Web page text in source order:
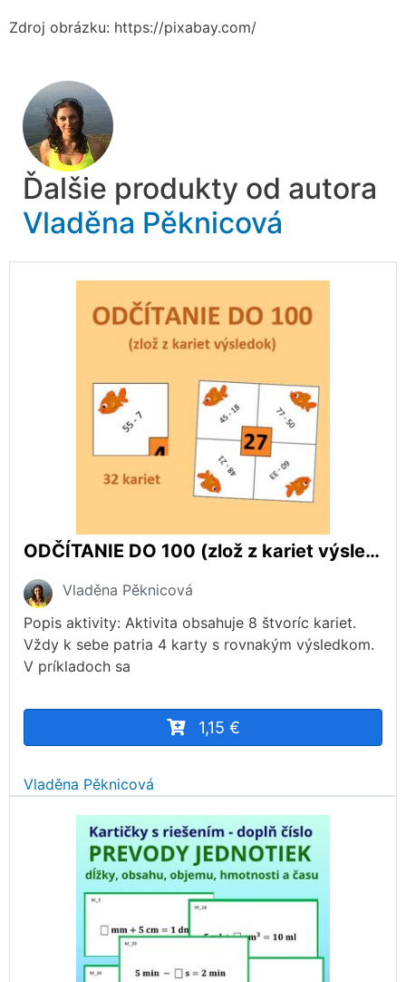
Zdroj obrázku: https://pixabay.com/
Ďalšie produkty od autora
Vladěna Pěknicová
ODČÍTANIE DO 100 (zlož z kariet výsledok)
Vladěna Pěknicová
Popis aktivity: Aktivita obsahuje 8 štvoríc kariet.
Vždy k sebe patria 4 karty s rovnakým výsledkom.
V príkladoch sa
1,15 €
Vladěna Pěknicová